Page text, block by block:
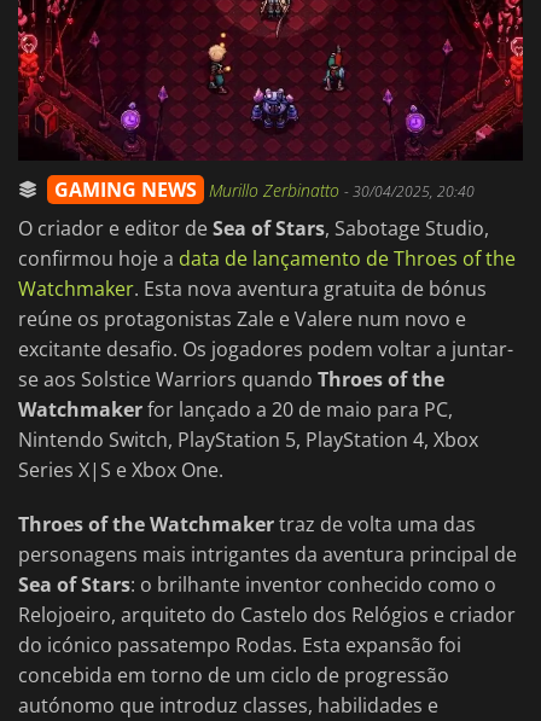
GAMING NEWS Murillo Zerbinatto -30/04/2025, 20:40
O criador e editor deSea of Stars, Sabotage Studio,
confirmou hoje a data de lançamento de Throes of the
Watchmaker. Esta nova aventura gratuita de bónus
reúne os protagonistas Zale e Valere num novo e
excitante desafio. Os jogadores podem voltar a juntar-
se aos Solstice Warriors quando Throes of the
Watchmakerfor lançado a 20 de maio para PC,
Nintendo Switch, PlayStation 5, PlayStation 4, Xbox
Series X|S e Xbox One.
Throes of the Watchmakertraz de volta uma das
personagens mais intrigantes da aventura principal de
Sea of Stars: o brilhante inventor conhecido como o
Relojoeiro, arquiteto do Castelo dos Relógios e criador
do icónico passatempo Rodas. Esta expansão foi
concebida em torno de um ciclo de progressão
autónomo que introduz classes, habilidades e